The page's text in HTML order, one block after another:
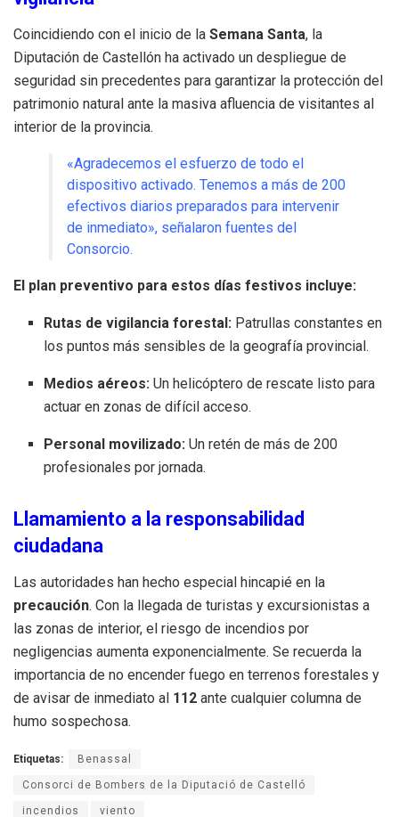
Coincidiendo con el inicio de la Semana Santa, la
Diputación de Castellón ha activado un despliegue de
seguridad sin precedentes para garantizar la protección del
patrimonio natural ante la masiva afluencia de visitantes al
interior de la provincia.
«Agradecemos el esfuerzo de todo el
dispositivo activado. Tenemos a más de 200
efectivos diarios preparados para intervenir
de inmediato», señalaron fuentes del
Consorcio.
El plan preventivo para estos días festivos incluye:
Rutas de vigilancia forestal: Patrullas constantes en
los puntos más sensibles de la geografía provincial.
Medios aéreos: Un helicóptero de rescate listo para
actuar en zonas de difícil acceso.
Personal movilizado: Un retén de más de 200
profesionales por jornada.
Llamamiento a la responsabilidad
ciudadana
Las autoridades han hecho especial hincapié en la
precaución. Con la llegada de turistas y excursionistas a
las zonas de interior, el riesgo de incendios por
negligencias aumenta exponencialmente. Se recuerda la
importancia de no encender fuego en terrenos forestales y
de avisar de inmediato al 112 ante cualquier columna de
humo sospechosa.
Etiquetas: Benassal
Consorci de Bombers de la Diputació de Castelló
incendios viento